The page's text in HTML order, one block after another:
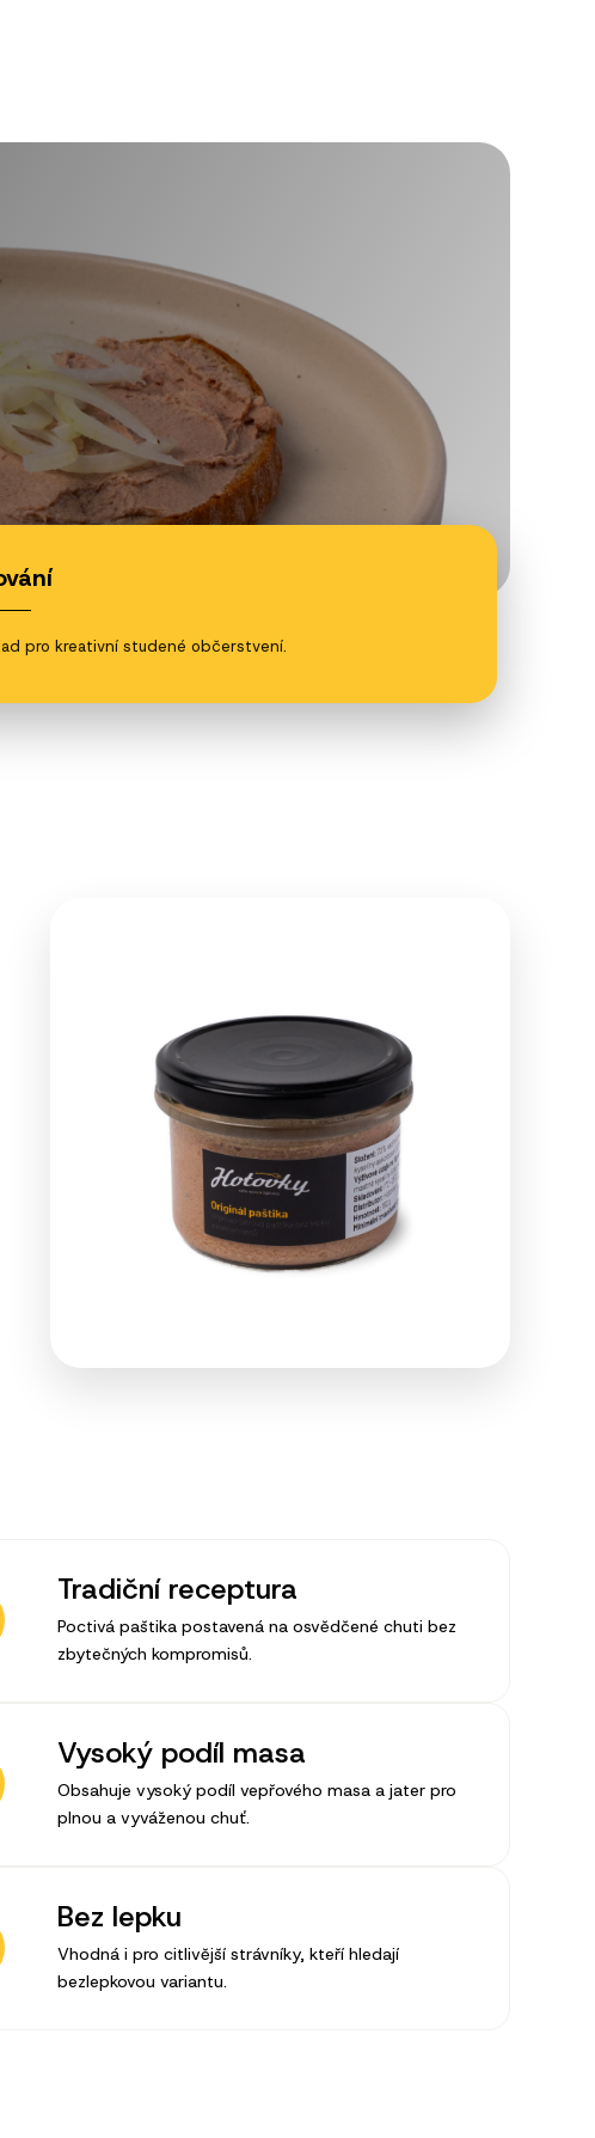
pro kreativní studené občerstvení.
Tradiční receptura
Poctivá paštika postavená na osvědčené chuti bez
zbytečných kompromisů.
Vysoký podíl masa
Obsahuje vysoký podíl vepřového masa a jater pro
plnou a vyváženou chuť.
Bez lepku
Vhodná i pro citlivější strávníky, kteří hledají
bezlepkovou variantu.